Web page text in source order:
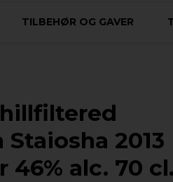
TILBEHØR OG GAVER
2013
46% alc. 70 cl.